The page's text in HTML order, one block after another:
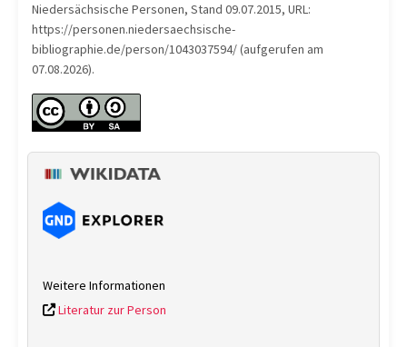
Niedersächsische Personen, Stand 09.07.2015, URL:
https://personen.niedersaechsische-
bibliographie.de/person/1043037594/ (aufgerufen am
07.08.2026).
Weitere Informationen
Literatur zur Person